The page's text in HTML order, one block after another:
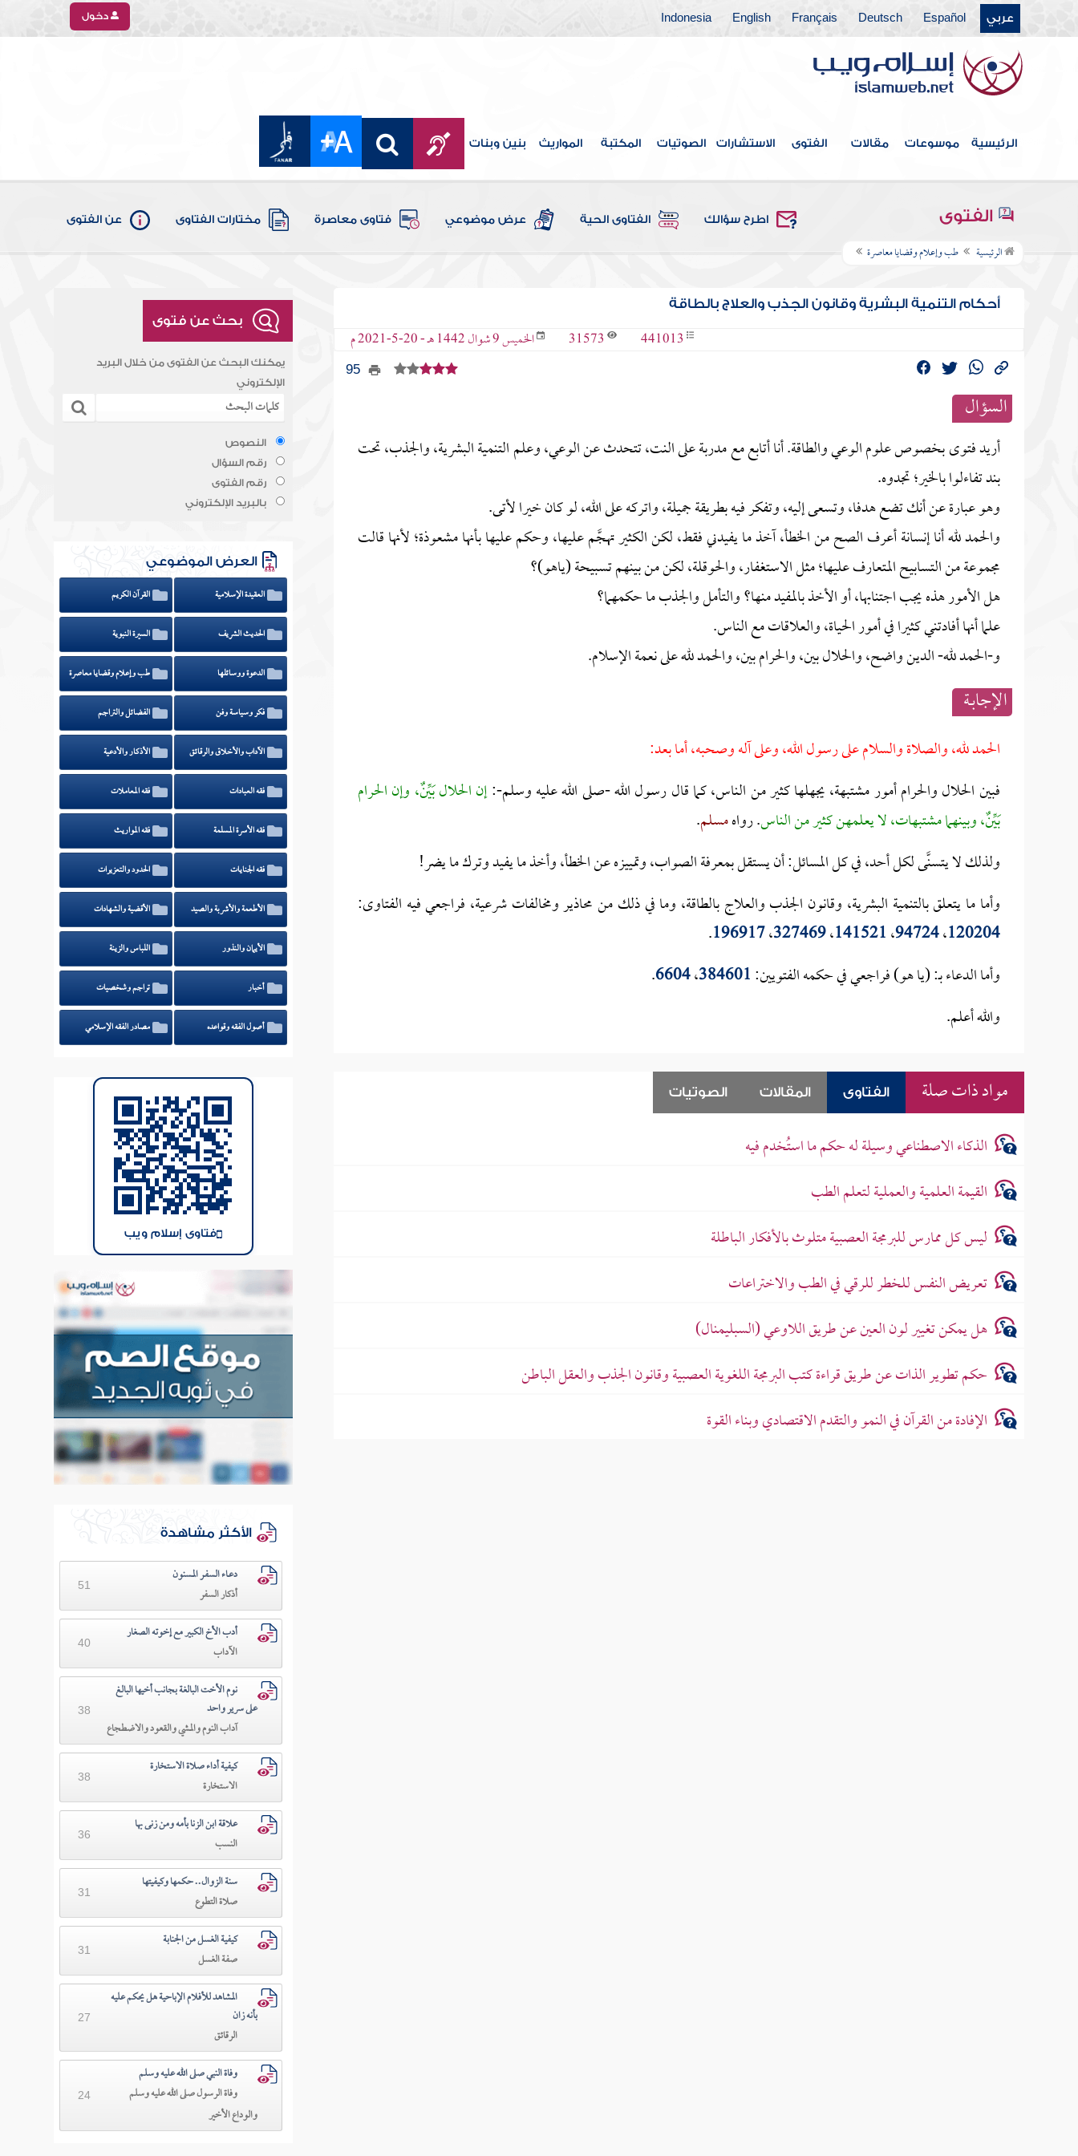
عربي Español
Deutsch
Français
English
Indonesia دخول
الرئيسية موسوعات مقالات الفتوى الاستشارات الصوتيات المكتبة المواريث بنين وبنات
الفتوى اطرح سؤالك الفتاوى الحية عرض موضوعي فتاوى معاصرة مختارات الفتاوى عن الفتوى
الرئيسية طب وإعلام وقضايا معاصرة
أحكام التنمية البشرية وقانون الجذب والعلاج بالطاقة
441013
31573 الخميس 9 شوال 1442 هـ - 20-5-2021 م
95
السؤال
أريد فتوى بخصوص علوم الوعي والطاقة. أنا أتابع مع مدربة على النت، تتحدث عن الوعي، وعلم التنمية البشرية، والجذب، تحت
بند تفاءلوا بالخير؛ تجدوه.
وهو عبارة عن أنك تضع هدفا، وتسعى إليه، وتفكر فيه بطريقة جميلة، واتركه على الله، لو كان خيرا لأتى.
والحمد لله أنا إنسانة أعرف الصح من الخطأ، آخذ ما يفيدني فقط، لكن الكثير تهجَّم عليها، وحكم عليها بأنها مشعوذة؛ لأنها قالت
مجموعة من التسابيح المتعارف عليها؛ مثل الاستغفار، والحوقلة، لكن من بينهم تسبيحة (ياهو)؟
هل الأمور هذه يجب اجتنابها، أو الأخذ بالمفيد منها؟ والتأمل والجذب ما حكمهما؟
علما أنها أفادتني كثيرا في أمور الحياة، والعلاقات مع الناس.
و-الحمد لله- الدين واضح، والحلال بين، والحرام بين، والحمد لله على نعمة الإسلام.
الإجابــة
الحمد لله، والصلاة والسلام على رسول الله، وعلى آله وصحبه، أما بعد:
فبين الحلال والحرام أمور مشتبهة، يجهلها كثير من الناس، كما قال رسول الله -صلى الله عليه وسلم-:إن الحلال بَيِّنٌ، وإن الحرام
بَيِّنٌ، وبينهما مشتبهات، ‌لا ‌يعلمهن ‌كثير ‌من ‌الناس. رواهمسلم.
ولذلك لا يتسنَّى لكل أحد، في كل المسائل: أن يستقل بمعرفة الصواب، وتمييزه عن الخطأ، وأخذ ما يفيد وترك ما يضر!
وأما ما يتعلق بالتنمية البشرية، وقانون الجذب والعلاج بالطاقة، وما في ذلك من محاذير ومخالفات شرعية، فراجعي فيه الفتاوى:
120204،94724،141521،327469،196917
.
وأما الدعاء بـ: (يا هو) فراجعي في حكمه الفتويين:384601،6604
.
والله أعلم.
مواد ذات صلة الفتاوى المقالات الصوتيات
الذكاء الاصطناعي وسيلة له حكم ما استُخدم فيه
القيمة العلمية والعملية لتعلم الطب
ليس كل ممارس للبرمجة العصبية متلوث بالأفكار الباطلة
تعريض النفس للخطر للرقي في الطب والاختراعات
هل يمكن تغيير لون العين عن طريق اللاوعي (السبليمنال)
حكم تطوير الذات عن طريق قراءة كتب البرمجة اللغوية العصبية وقانون الجذب والعقل الباطن
الإفادة من القرآن في النمو والتقدم الاقتصادي وبناء القوة
بحث عن فتوى
يمكنك البحث عن الفتوى من خلال البريد
الإلكتروني
النصوص
رقم السؤال
رقم الفتوى
بالبريد الإلكتروني
العرض الموضوعي
العقيدة الإسلامية القرآن الكريم
الحديث الشريف السيرة النبوية
الدعوة ووسائلها طب وإعلام وقضايا معاصرة
فكر وسياسة وفن الفضائل والتراجم
الآداب والأخلاق والرقائق الأذكار والأدعية
فقه العبادات فقه المعاملات
فقه الأسرة المسلمة فقه المواريث
فقه الجنايات الحدود والتعزيرات
الأطعمة والأشربة والصيد الأقضية والشهادات
الأيمان والنذور اللباس والزينة
أخبار تراجم وشخصيات
أصول الفقه وقواعده مصادر الفقه الإسلامي
فتاوى إسلام ويب
الأكثر مشاهدة
دعـاء السفـر المسنون
أذكار السفر
51
أدب الأخ الكبير مع إخوته الصغار
الآداب
40
نوم الأخت البالغة بجانب أخيها البالغ
على سرير واحد
آداب النوم والمشي والقعود والاضطجاع
38
كيفية أداء صلاة الاستخارة
الاستخارة
38
علاقة ابن الزنا بأمه ومن زنى بها
النسب
36
سنة الزوال.. حكمها وكيفيتها
صلاة التطوع
31
كيفية الغسل من الجنابة
صفة الغسل
31
المشاهد للأفلام الإباحية هل يحكم عليه
بأنه زان
الرقائق
27
وفاة النبي صلى الله عليه وسلم
وفاة الرسول صلى الله عليه وسلم
والوداع الأخير
24